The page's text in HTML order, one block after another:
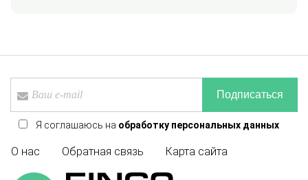
О нас Обратная связь Карта сайта
Подписаться
Я соглашаюсь на обработку персональных данных